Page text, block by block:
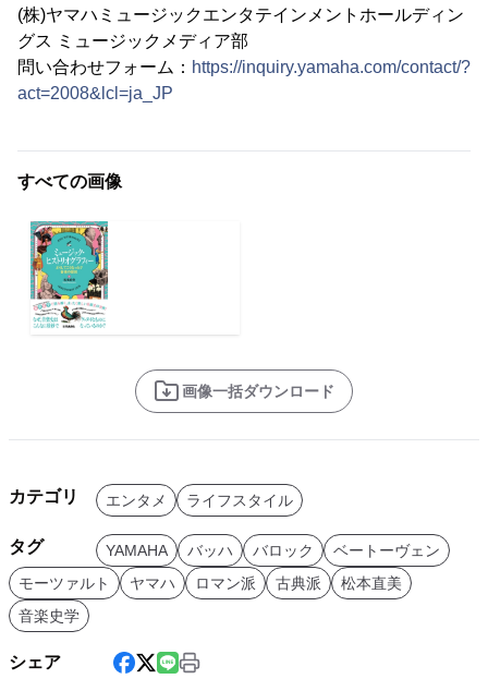
(株)ヤマハミュージックエンタテインメントホールディン
グス ミュージックメディア部
問い合わせフォーム： https://inquiry.yamaha.com/contact/?
act=2008&lcl=ja_JP
すべての画像
画像一括ダウンロード
カテゴリ エンタメ ライフスタイル
タグ YAMAHA バッハ バロック
ベートーヴェン
モーツァルト
ヤマハ ロマン派 古典派
松本直美
音楽史学
シェア